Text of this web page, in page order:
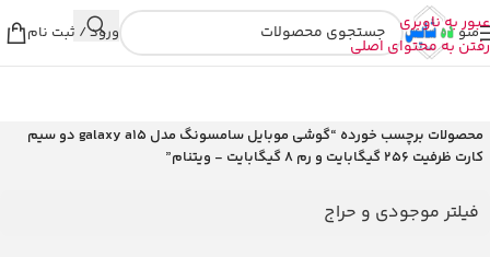
عبور به ناوبری
رفتن به محتوای اصلی
منو ورود / ثبت نام
محصولات برچسب خورده “گوشی موبایل سامسونگ مدل galaxy a15 دو سیم
کارت ظرفیت 256 گیگابایت و رم 8 گیگابایت - ویتنام”
فیلتر موجودی و حراج